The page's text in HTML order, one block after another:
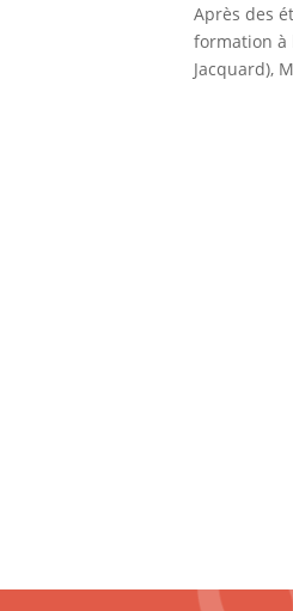
Après des
formation à
Jacquard),